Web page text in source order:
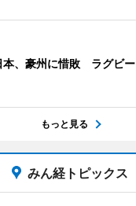
本、豪州に惜敗 ラグビー
もっと見る
みん経トピックス